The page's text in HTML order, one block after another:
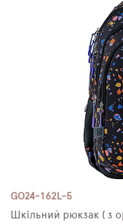
GO24-162L-5
Шкільний рюкзак ( з